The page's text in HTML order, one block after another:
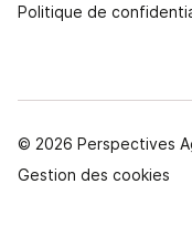
Politique de
© 2026 Perspectives
Gestion des cookies